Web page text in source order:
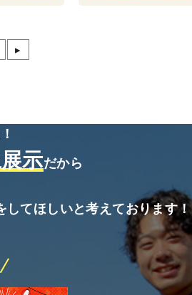
▸
示だから
してほしいと考えております！